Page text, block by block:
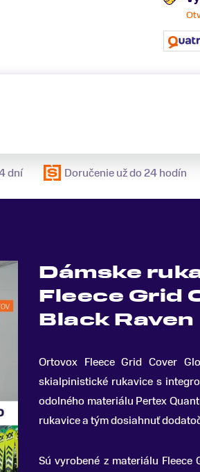
dní Doručenie už do 24 hodín
Dámske
Fleece Grid
Black Raven
Ortovox Fleece Grid Cover
skialpinistické rukavice s
odolného materiálu Pertex
rukavice a tým dosiahnuť
Sú vyrobené z materiálu